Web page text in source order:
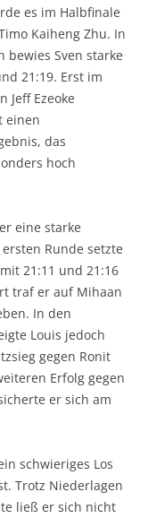
es im Halbfinale
Kaiheng Zhu. In
bewies Sven starke
21:19. Erst im
Jeff Ezeoke
einen
das
hoch
eine starke
Runde setzte
21:11 und 21:16
traf er auf Mihaan
In den
Louis jedoch
gegen Ronit
Erfolg gegen
er sich am
schwieriges Los
Trotz Niederlagen
ließ er sich nicht